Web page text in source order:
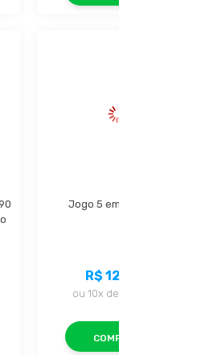
Jogo 5 em 1 Xalingo
R$ 123,99
ou 10x de
COMPRAR